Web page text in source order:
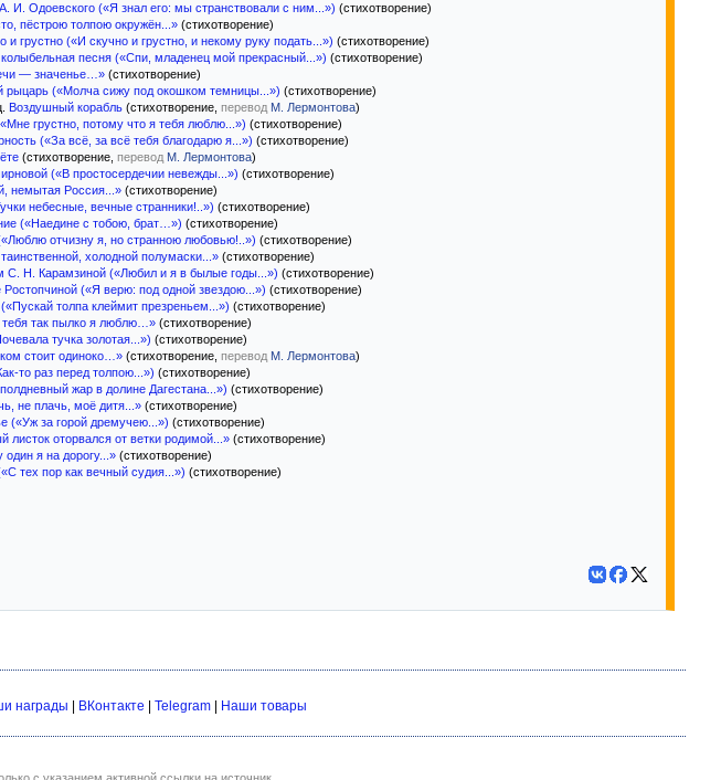
И. Одоевского («Я знал его: мы странствовали с ним...») (стихотворение)
пёстрою толпою окружён...» (стихотворение)
и грустно («И скучно и грустно, и некому руку подать...») (стихотворение)
колыбельная песня («Спи, младенец мой прекрасный...») (стихотворение)
— значенье…» (стихотворение)
рыцарь («Молча сижу под окошком темницы...») (стихотворение)
Воздушный корабль (стихотворение, перевод М. Лермонтова)
грустно, потому что я тебя люблю...») (стихотворение)
(«За всё, за всё тебя благодарю я...») (стихотворение)
(стихотворение, перевод М. Лермонтова)
(«В простосердечии невежды...») (стихотворение)
немытая Россия...» (стихотворение)
небесные, вечные странники!..») (стихотворение)
(«Наедине с тобою, брат…») (стихотворение)
отчизну я, но странною любовью!..») (стихотворение)
холодной полумаски...» (стихотворение)
С. Н. Карамзиной («Любил и я в былые годы...») (стихотворение)
Ростопчиной («Я верю: под одной звездою...») (стихотворение)
(«Пускай толпа клеймит презреньем...») (стихотворение)
тебя так пылко я люблю…» (стихотворение)
тучка золотая...») (стихотворение)
стоит одиноко…» (стихотворение, перевод М. Лермонтова)
то раз перед толпою...») (стихотворение)
жар в долине Дагестана...») (стихотворение)
не плачь, моё дитя...» (стихотворение)
(«Уж за горой дремучею...») (стихотворение)
листок оторвался от ветки родимой...» (стихотворение)
я на дорогу...» (стихотворение)
тех пор как вечный судия...») (стихотворение)
награды ВКонтакте Telegram Наши товары